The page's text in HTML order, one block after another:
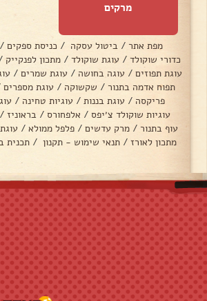
מרקים
מפת אתר / ביטול עסקה / כניסת ספקים /
כדורי שוקולד / עוגת שוקולד / מתכון לפנקייק
עוגת תפוזים / עוגה בחושה / עוגת שמרים /
תפוח אדמה בתנור / שקשוקה / עוגת מספרים
פריקסה / עוגת בננות / עוגיות טחינה /
עוגיות שוקולד צ׳יפס / אלפחורס / בראוניז /
עוף בתנור / מרק עדשים / פלפל ממולא /
מתכון לאורז / תנאי שימוש - תקנון / תכנית